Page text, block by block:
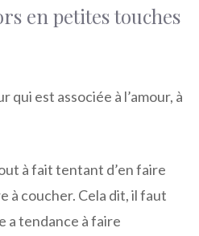
en petites touches
qui est associée à l’amour, à
à fait tentant d’en faire
à coucher. Cela dit, il faut
a tendance à faire